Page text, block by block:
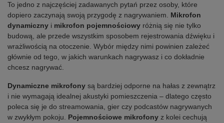
To jedno z najczęściej zadawanych pytań przez osoby, które
dopiero zaczynają swoją przygodę z nagrywaniem. Mikrofon
dynamiczny i mikrofon pojemnościowy różnią się nie tylko
budową, ale przede wszystkim sposobem rejestrowania dźwięku i
wrażliwością na otoczenie. Wybór między nimi powinien zależeć
głównie od tego, w jakich warunkach nagrywasz i co dokładnie
chcesz nagrywać.
Dynamiczne mikrofony są bardziej odporne na hałas z zewnątrz
i nie wymagają idealnej akustyki pomieszczenia – dlatego często
poleca się je do streamowania, gier czy podcastów nagrywanych
w zwykłym pokoju. Pojemnościowe mikrofony z kolei cechują